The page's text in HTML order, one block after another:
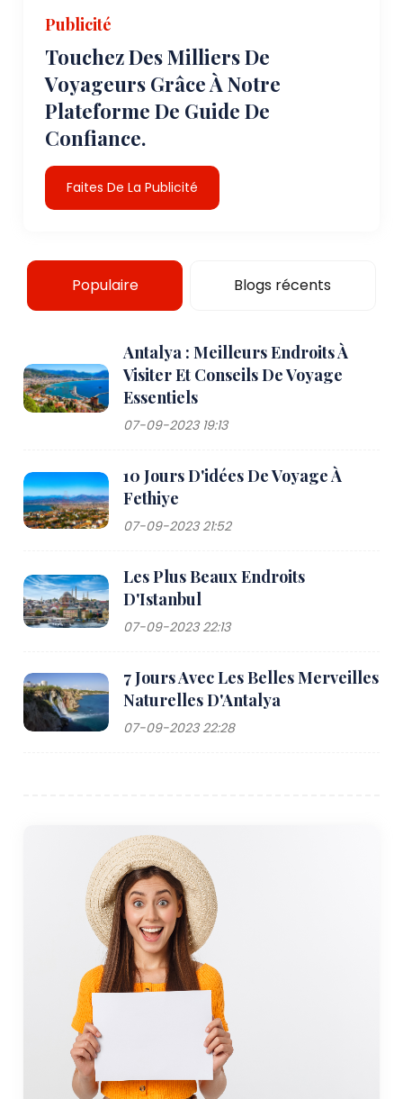
Publicité
Touchez Des Milliers De
Voyageurs Grâce À Notre
Plateforme De Guide De
Confiance.
Faites De La Publicité
Populaire Blogs récents
Antalya : Meilleurs Endroits À
Visiter Et Conseils De Voyage
Essentiels
07-09-2023 19:13
10 Jours D'idées De Voyage À
Fethiye
07-09-2023 21:52
Les Plus Beaux Endroits
D'Istanbul
07-09-2023 22:13
7 Jours Avec Les Belles Merveilles
Naturelles D'Antalya
07-09-2023 22:28